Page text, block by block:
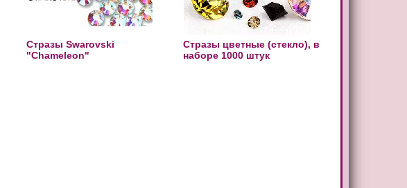
Стразы Swarovski
"Сhameleon"
Стразы цветные (стекло), в
наборе 1000 штук